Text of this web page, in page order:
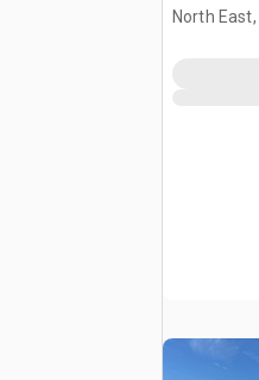
North East,